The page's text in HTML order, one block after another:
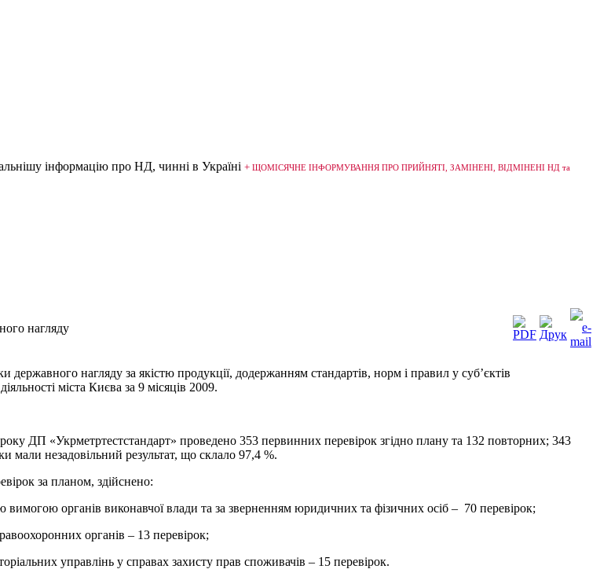
інформацію про НД, чинні в Україні + ЩОМІСЯЧНЕ ІНФОРМУВАННЯ ПРО ПРИЙНЯТІ, ЗАМІНЕНІ, ВІДМІНЕНІ НД та
нагляду
державного нагляду за якістю продукції, додержанням стандартів, норм і правил у суб’єктів
міста Києва за 9 місяців 2009.
року ДП «Укрметртестстандарт» проведено 353 первинних перевірок згідно плану та 132 повторних; 343
мали незадовільний результат, що склало 97,4 %.
за планом, здійснено:
вимогою органів виконавчої влади та за зверненням юридичних та фізичних осіб – 70 перевірок;
органів – 13 перевірок;
управлінь у справах захисту прав споживачів – 15 перевірок.